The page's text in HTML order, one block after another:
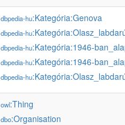
dbpedia-hu:Kategória:Genova
dbpedia-hu
dbpedia-hu:Kategória:1946-
dbpedia-hu:Kategória:1946-
dbpedia-hu
owl:Thing
dbo:Organisation